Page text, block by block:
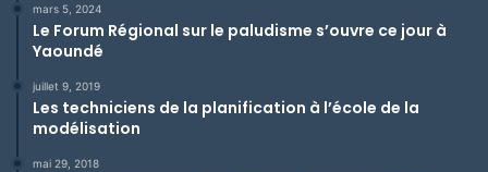
mars 5, 2024
Le Forum Régional sur le paludisme s’ouvre ce jour à
Yaoundé
juillet 9, 2019
Les techniciens de la planification à l’école de la
modélisation
mai 29, 2018